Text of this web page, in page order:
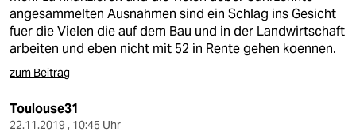
angesammelten Ausnahmen sind ein Schlag ins Gesicht
fuer die Vielen die auf dem Bau und in der Landwirtschaft
arbeiten und eben nicht mit 52 in Rente gehen koennen.
zum Beitrag
Toulouse31
22.11.2019 , 10:45 Uhr